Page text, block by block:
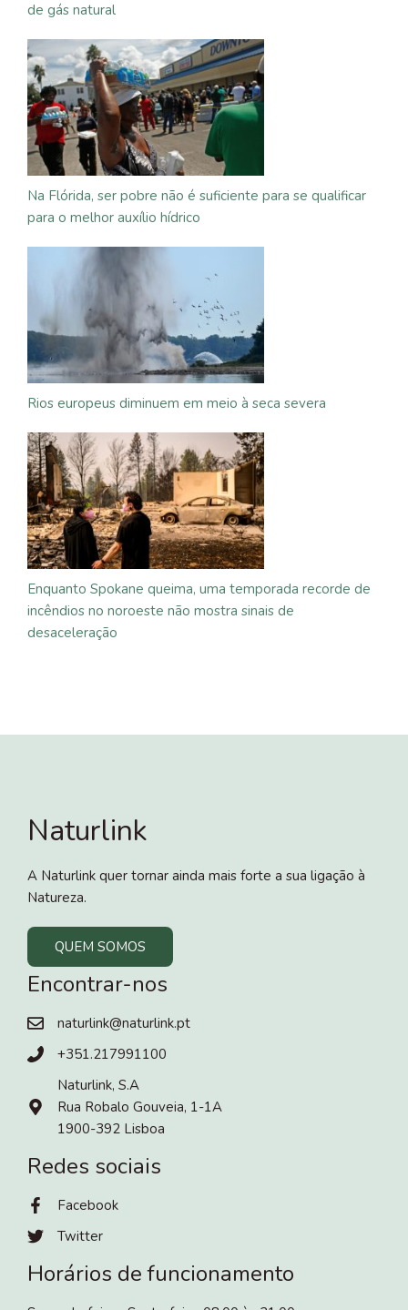
de gás natural
Na Flórida, ser pobre não é suficiente para se qualificar
para o melhor auxílio hídrico
Rios europeus diminuem em meio à seca severa
Enquanto Spokane queima, uma temporada recorde de
incêndios no noroeste não mostra sinais de
desaceleração
Naturlink
A Naturlink quer tornar ainda mais forte a sua ligação à
Natureza.
QUEM SOMOS
Encontrar-nos
naturlink@naturlink.pt
+351.217991100
Naturlink, S.A
Rua Robalo Gouveia, 1-1A
1900-392 Lisboa
Redes sociais
Facebook
Twitter
Horários de funcionamento